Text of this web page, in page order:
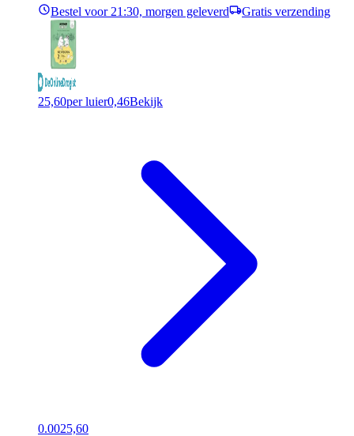
Bestel voor 21:30, morgen geleverd Gratis verzending
25,60per luier0,46Bekijk
0.0025,60